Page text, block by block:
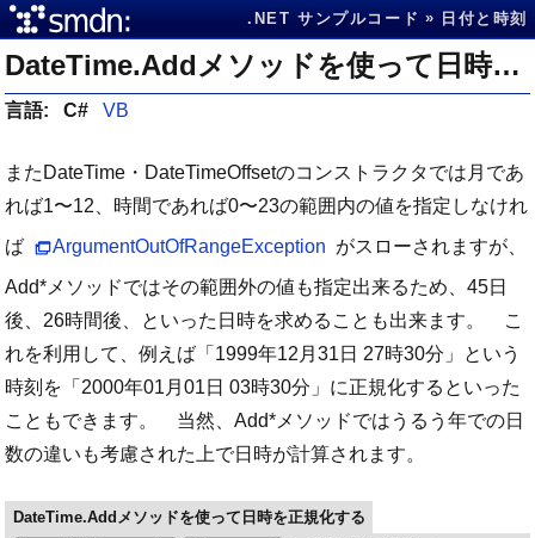
.NET サンプルコード 日付と時刻
DateTime.Addメソッドを使って日時を正規化する
言語: C# VB
またDateTime・DateTimeOffsetのコンストラクタでは月であ
れば1〜12、時間であれば0〜23の範囲内の値を指定しなけれ
ば
ArgumentOutOfRangeException がスローされますが、
Add*メソッドではその範囲外の値も指定出来るため、45日
後、26時間後、といった日時を求めることも出来ます。 こ
れを利用して、例えば「1999年12月31日 27時30分」という
時刻を「2000年01月01日 03時30分」に正規化するといった
こともできます。 当然、Add*メソッドではうるう年での日
数の違いも考慮された上で日時が計算されます。
DateTime.Addメソッドを使って日時を正規化する